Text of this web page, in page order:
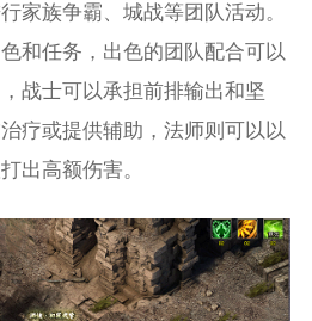
家族争霸、城战等团队活动。
和任务，出色的团队配合可以
战士可以承担前排输出和坚
疗或提供辅助，法师则可以以
出高额伤害。